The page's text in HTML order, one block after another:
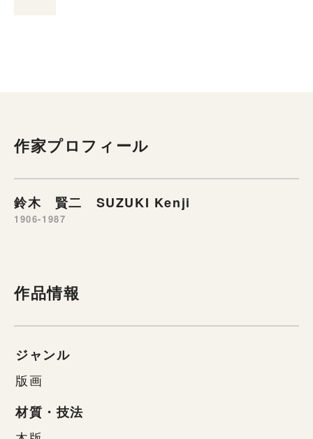
作家プロフィール
鈴木 賢二 SUZUKI Kenji
1906-1987
作品情報
ジャンル
版画
材質・技法